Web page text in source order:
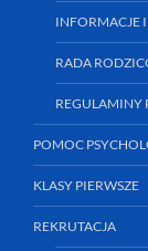
INFORMACJE
RADA
REGULAMINY
POMOC
KLASY PIERWSZE
REKRUTACJA